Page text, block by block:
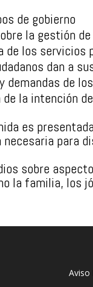
de gobierno
la gestión
de los servicios
dan a
demandas de
la intención
es
para
sobre
la familia, los
Aviso